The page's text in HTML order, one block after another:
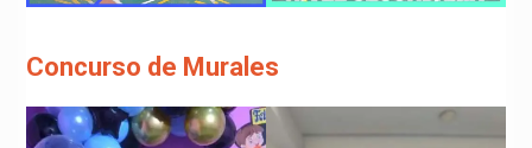
Concurso de Murales